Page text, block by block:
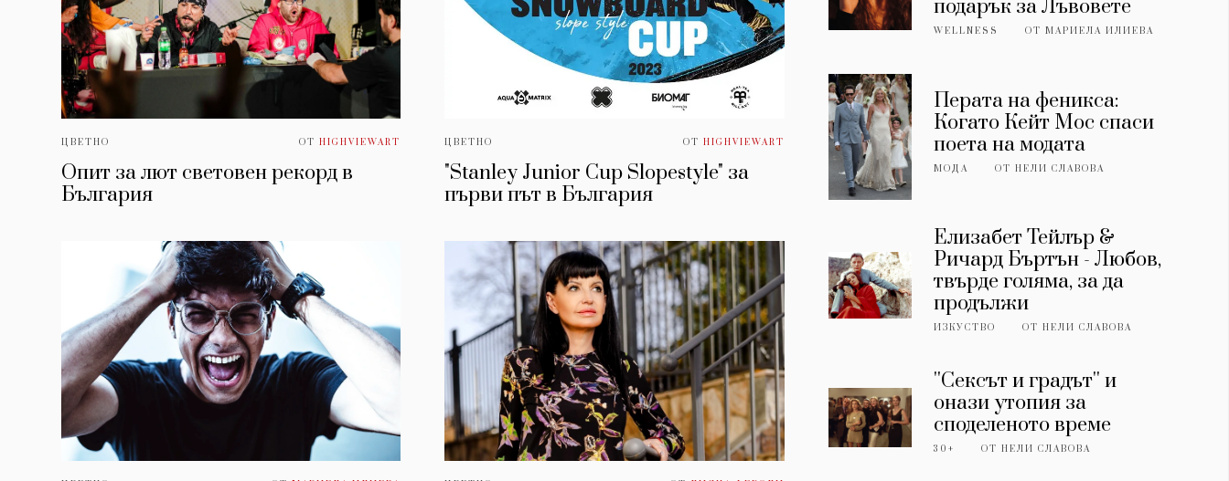
ЦВЕТНО ОТHIGHVIEWART
Опит за лют световен рекорд в
България
ЦВЕТНО ОТ HIGHVIEWART
"Stanley Junior Cup Slopestyle" за
първи път в България
подарък за Лъвовете
WELLNESS ОТМАРИЕЛА ИЛИЕВА
Перата на феникса:
Когато Кейт Мос спаси
поета на модата
МОДА ОТНЕЛИ СЛАВОВА
Елизабет Тейлър &
Ричард Бъртън - Любов,
твърде голяма, за да
продължи
ИЗКУСТВО ОТНЕЛИ СЛАВОВА
''Сексът и градът'' и
онази утопия за
споделеното време
30+ ОТНЕЛИ СЛАВОВА